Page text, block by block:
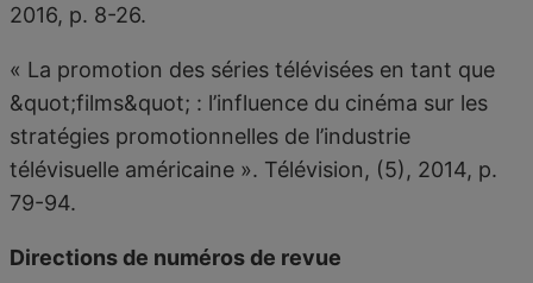
2016, p. 8-26.
« La promotion des séries télévisées en tant que
&quot;films&quot; : l’influence du cinéma sur les
stratégies promotionnelles de l’industrie
télévisuelle américaine ». Télévision, (5), 2014, p.
79-94.
Directions de numéros de revue